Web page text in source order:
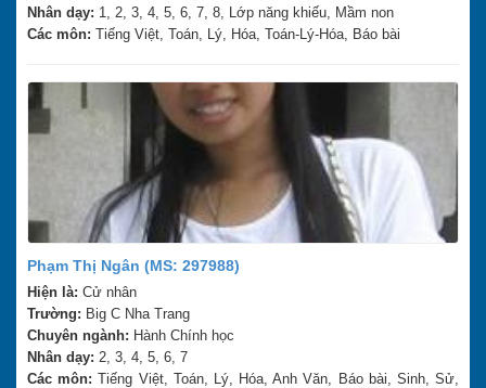
Nhân dạy: 1, 2, 3, 4, 5, 6, 7, 8, Lớp năng khiếu, Mầm non
Các môn: Tiếng Việt, Toán, Lý, Hóa, Toán-Lý-Hóa, Báo bài
Phạm Thị Ngân (MS: 297988)
Hiện là: Cử nhân
Trường: Big C Nha Trang
Chuyên ngành: Hành Chính học
Nhân dạy: 2, 3, 4, 5, 6, 7
Các môn: Tiếng Việt, Toán, Lý, Hóa, Anh Văn, Báo bài, Sinh, Sử,